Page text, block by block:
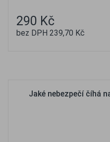
290 Kč
bez DPH 239,70 Kč
Jaké nebezpečí číhá